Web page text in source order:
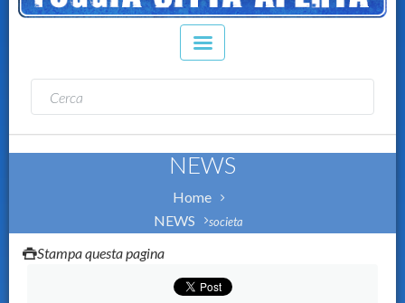
NEWS
Home
NEWS
societa
Stampa questa pagina